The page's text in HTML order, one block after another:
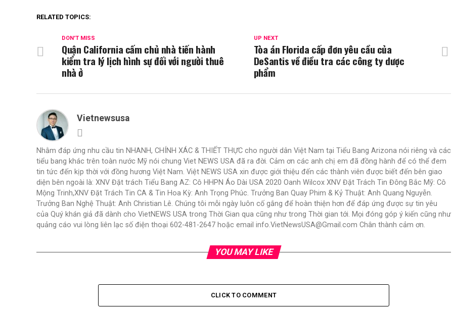
RELATED TOPICS:
UP NEXT
Tòa án Florida cấp đơn yêu cầu của
DeSantis về điều tra các công ty dược
phẩm
DON'T MISS
Quận California cấm chủ nhà tiến hành
kiểm tra lý lịch hình sự đối với người thuê
nhà ở
Vietnewsusa
Nhằm đáp ứng nhu cầu tin NHANH, CHÍNH XÁC & THIẾT THỰC cho người dân Việt Nam tại Tiểu Bang Arizona nói riêng và các
tiểu bang khác trên toàn nước Mỹ nói chung Viet NEWS USA đã ra đời. Cảm ơn các anh chị em đã đồng hành để có thể đem
tin tức đến kịp thời với đồng hương Việt Nam. Việt NEWS USA xin được giới thiệu đến các thành viên được biết đến bên giao
diện bên ngoài là: XNV Đặt trách Tiểu Bang AZ: Cô HHPN Áo Dài USA 2020 Oanh Wilcox XNV Đặt Trách Tin Đông Bắc Mỹ: Cô
Mộng Trinh,XNV Đặt Trách Tin CA & Tin Hoa Kỳ: Anh Trọng Phúc. Trưởng Ban Quay Phim & Kỷ Thuật: Anh Quang Nguyễn.
Trưởng Ban Nghệ Thuật: Anh Christian Lê. Chúng tôi mỗi ngày luôn cố gắng để hoàn thiện hơn để đáp ứng được sự tin yêu
của Quý khán giả đã dành cho VietNEWS USA trong Thời Gian qua cũng như trong Thời gian tới. Mọi đóng góp ý kiến cũng như
quảng cáo vui lòng liên lạc số điện thoại 602-481-2647 hoặc email info.VietNewsUSA@Gmail.com Chân thành cảm ơn.
YOU MAY LIKE
CLICK TO COMMENT